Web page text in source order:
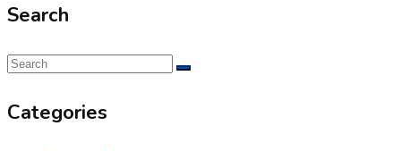
Search
Categories